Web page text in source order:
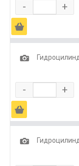
- +
Ä
1
- +
Ä
1